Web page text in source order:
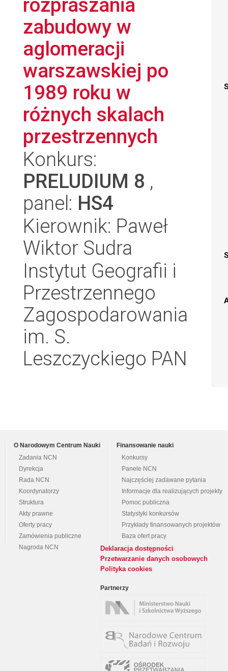
rozpraszania
zabudowy w
aglomeracji
warszawskiej po
1989 roku w
różnych skalach
przestrzennych
Konkurs:
PRELUDIUM 8 ,
panel: HS4
Kierownik: Paweł
Wiktor Sudra
Instytut Geografii i
Przestrzennego
Zagospodarowania
im. S.
Leszczyckiego PAN
O Narodowym Centrum Nauki
Zadania NCN
Dyrekcja
Rada NCN
Koordynatorzy
Struktura
Akty prawne
Oferty pracy
Zamówienia publiczne
Nagroda NCN
Finansowanie nauki
Konkursy
Panele NCN
Najczęściej zadawane pytania
Informacje dla realizujących projekty
Pomoc publiczna
Statystyki konkursów
Przykłady finansowanych projektów
Baza ofert pracy
Deklaracja dostępności
Przetwarzanie danych osobowych
Polityka cookies
Partnerzy